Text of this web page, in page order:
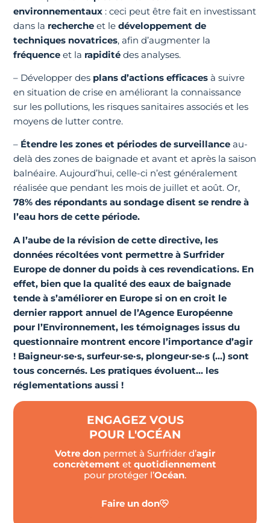
environnementaux: ceci peut être fait en investissant
dans la rechercheet ledéveloppement de
techniques novatrices, afin d’augmenter la
fréquenceet la rapiditédes analyses.
– Développer des plans d’actions efficacesà suivre
en situation de crise en améliorant la connaissance
sur les pollutions, les risques sanitaires associés et les
moyens de lutter contre.
– Étendre les zones et périodes de surveillanceau-
delà des zones de baignade et avant et après la saison
balnéaire. Aujourd’hui, celle-ci n’est généralement
réalisée que pendant les mois de juillet et août. Or,
78% des répondants au sondage disent se rendre à
l’eau hors de cette période.
A l’aube de la révision de cette directive, les
données récoltées vont permettre à Surfrider
Europe de donner du poids à ces revendications. En
effet, bien que la qualité des eaux de baignade
tende à s’améliorer en Europe si on en croit le
dernier rapport annuel de l’Agence Européenne
pour l’Environnement, les témoignages issus du
questionnaire montrent encore l’importance d’agir
! Baigneur·se·s, surfeur·se·s, plongeur·se·s (…) sont
tous concernés. Les pratiques évoluent… les
réglementations aussi !
ENGAGEZ VOUS
POUR L'OCÉAN
Votre donpermet à Surfrider d’agir
concrètement etquotidiennement
pour protéger l’Océan.
Faire un don